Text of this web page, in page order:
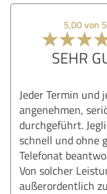
5,00 von 5
SEHR
Jeder Termin und
angenehmen,
durchgeführt.
schnell und ohne
Telefonat
Von solcher
außerordentlich